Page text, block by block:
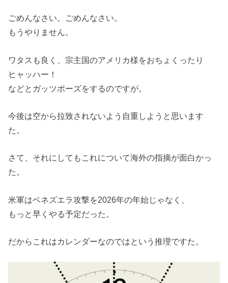
ごめんなさい。ごめんなさい。
もうやりません。
ワタスも良く、宗主国のアメリカ様をおちょくったり
ヒャッハー！
などとガッツポーズをするのですが。
今後は空から拉致されないよう自重しようと思います
た。
さて、それにしてもこれについて海外の指摘が面白かっ
た。
米軍はベネズエラ攻撃を2026年の年始じゃなく、
もっと早くやる予定だった。
だからこれはカレンダーなのではという推理ですた。